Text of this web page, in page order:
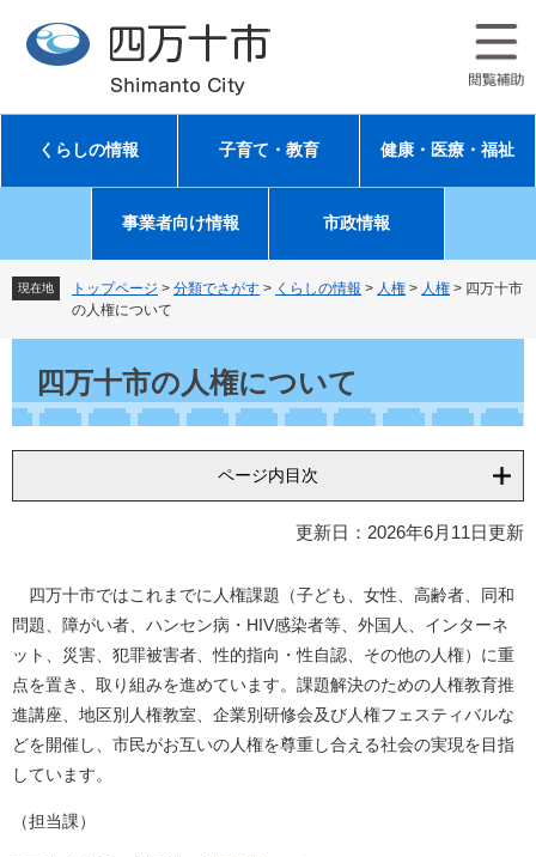
先
す
を
し
文
くらしの情報 子育て・教育 健康・医療・福祉
事業者向け情報 市政情報
現在地 トップページ > 分類でさがす > くらしの情報 > 人権 > 人権 > 四万十市
の人権について
四万十市の人権について
ページ内目次
更新日：2026年6月11日更新
四万十市ではこれまでに人権課題（子ども、女性、高齢者、同和
問題、障がい者、ハンセン病・HIV感染者等、外国人、インターネ
ット、災害、犯罪被害者、性的指向・性自認、その他の人権）に重
点を置き、取り組みを進めています。課題解決のための人権教育推
進講座、地区別人権教室、企業別研修会及び人権フェスティバルな
どを開催し、市民がお互いの人権を尊重し合える社会の実現を目指
しています。
（担当課）